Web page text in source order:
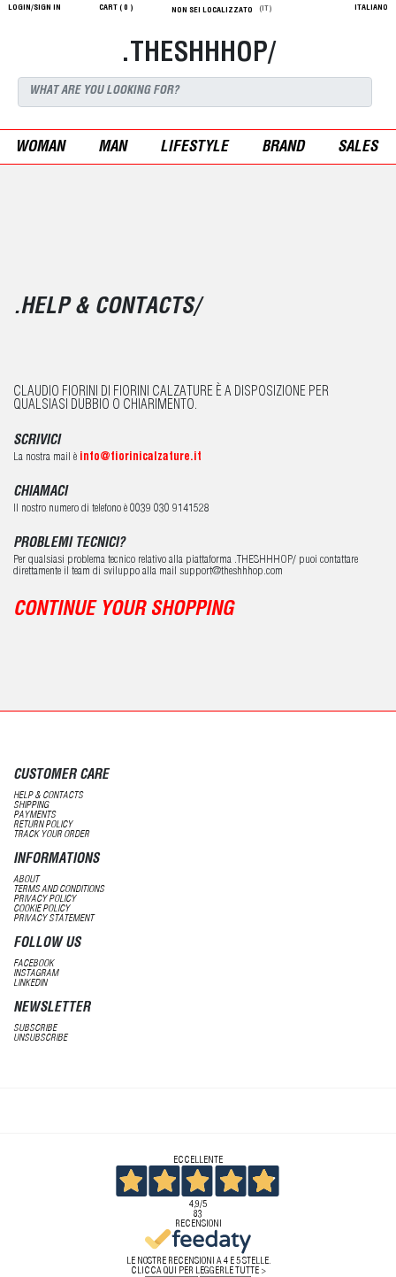
LOGIN/SIGN IN CART ( 0 ) NON SEI LOCALIZZATO (IT) ITALIANO
.THESHHHOP/
WOMAN MAN LIFESTYLE BRAND SALES
.HELP & CONTACTS/
CLAUDIO FIORINI DI FIORINI CALZATURE È A DISPOSIZIONE PER
QUALSIASI DUBBIO O CHIARIMENTO.
SCRIVICI
La nostra mail è info@fiorinicalzature.it
CHIAMACI
Il nostro numero di telefono è 0039 030 9141528
PROBLEMI TECNICI?
Per qualsiasi problema tecnico relativo alla piattaforma .THESHHHOP/ puoi contattare
direttamente il team di sviluppo alla mail support@theshhhop.com
CONTINUE YOUR SHOPPING
CUSTOMER CARE
HELP & CONTACTS
SHIPPING
PAYMENTS
RETURN POLICY
TRACK YOUR ORDER
INFORMATIONS
ABOUT
TERMS AND CONDITIONS
PRIVACY POLICY
COOKIE POLICY
PRIVACY STATEMENT
FOLLOW US
FACEBOOK
INSTAGRAM
LINKEDIN
NEWSLETTER
SUBSCRIBE
UNSUBSCRIBE
ECCELLENTE
4,9/5
83
RECENSIONI
LE NOSTRE RECENSIONI A 4 E 5 STELLE.
CLICCA QUI PER LEGGERLE TUTTE >